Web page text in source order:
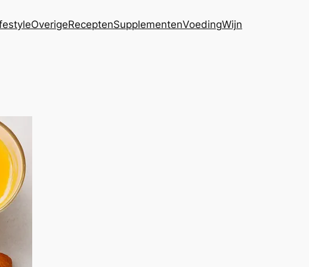
OverigeReceptenSupplementenVoedingWijn